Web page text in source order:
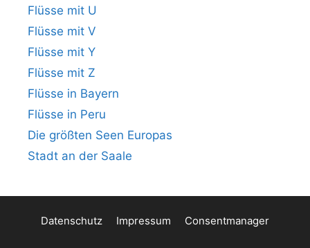
Flüsse mit U
Flüsse mit V
Flüsse mit Y
Flüsse mit Z
Flüsse in Bayern
Flüsse in Peru
Die größten Seen Europas
Stadt an der Saale
Datenschutz Impressum Consentmanager